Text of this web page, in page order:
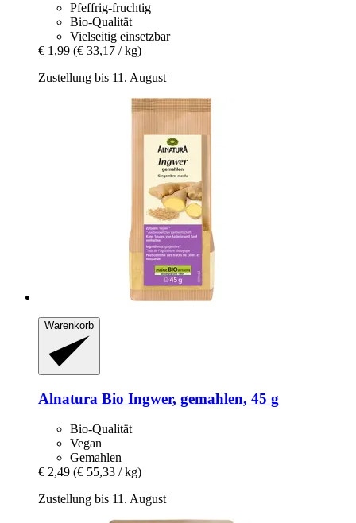
Pfeffrig-fruchtig
Bio-Qualität
Vielseitig einsetzbar
€ 1,99 (€ 33,17 / kg)
Zustellung bis 11. August
Warenkorb
Alnatura Bio Ingwer, gemahlen, 45 g
Bio-Qualität
Vegan
Gemahlen
€ 2,49 (€ 55,33 / kg)
Zustellung bis 11. August